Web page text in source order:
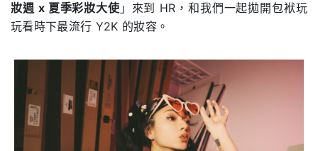
妝週 x 夏季彩妝大使 」來到 HR，和我們一起拋開包袱玩
玩看時下最流行 Y2K 的妝容。